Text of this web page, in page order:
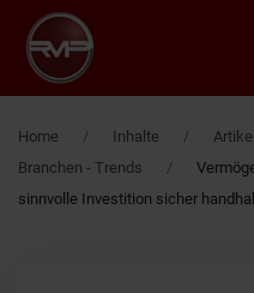
Zum Hauptinhalt
Home Inhalte Artikel
Branchen - Trends
sinnvolle Investition sicher